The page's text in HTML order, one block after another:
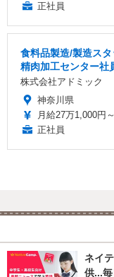
正社員
食料品製造/製造ス
精肉加工センター社
株式会社アドミック
神奈川県
月給27万1,000円
正社員
ネイ
供...